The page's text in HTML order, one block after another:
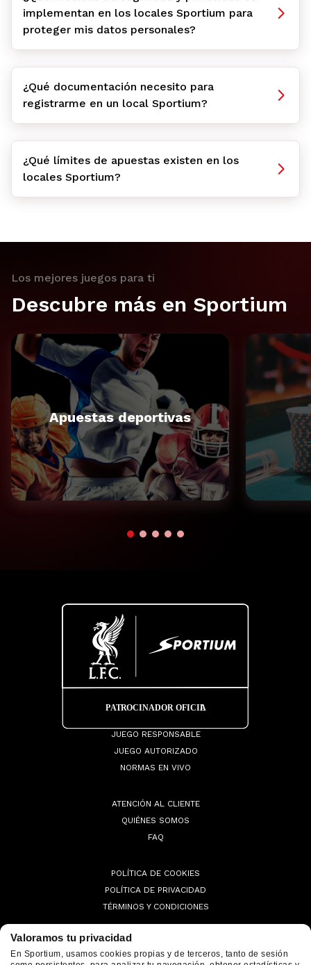
Valoramos tu privacidad
En Sportium, usamos cookies propias y de terceros, tanto de sesión
implementan en los locales Sportium para
proteger mis datos personales?
¿Qué documentación necesito para
registrarme en un local Sportium?
¿Qué límites de apuestas existen en los
locales Sportium?
Los mejores juegos para ti
Descubre más en Sportium
Apuestas deportivas
JUEGO RESPONSABLE
JUEGO AUTORIZADO
NORMAS EN VIVO
ATENCIÓN AL CLIENTE
QUIÉNES SOMOS
FAQ
POLÍTICA DE COOKIES
POLÍTICA DE PRIVACIDAD
TÉRMINOS Y CONDICIONES